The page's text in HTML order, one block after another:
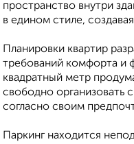
пространство внутри
в едином стиле,
Планировки квартир
требований комфорта и
квадратный метр
свободно организовать
согласно своим
Паркинг находится